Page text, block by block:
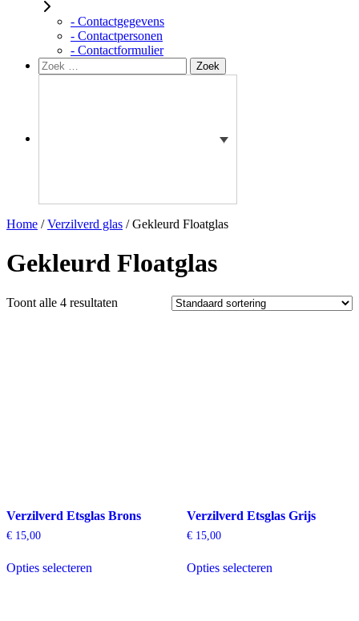
- Contactgegevens
- Contactpersonen
- Contactformulier
Zoeken
naar:
Zoek
Home /Verzilverd glas / Gekleurd Floatglas
Gekleurd Floatglas
Toont alle 4 resultaten
Verzilverd Etsglas Brons
€ 15,00
Opties selecterenproduct
Verzilverd Etsglas Grijs
€15,00
Opties selecterenproduct